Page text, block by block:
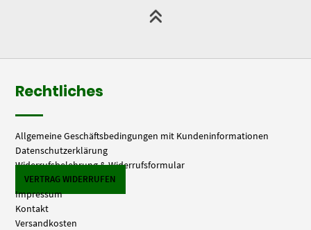
Rechtliches
Allgemeine Geschäftsbedingungen mit Kundeninformationen
Datenschutzerklärung
Widerrufsbelehrung & Widerrufsformular
VERTRAG WIDERRUFEN
Impressum
Kontakt
Versandkosten